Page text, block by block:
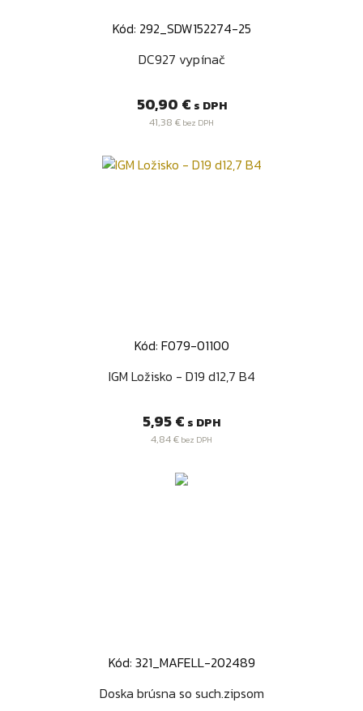
Kód: 292_SDW152274-25
DC927 vypínač
Cena
50,90 € s DPH
41,38 € bez DPH
Kód: F079-01100
IGM Ložisko - D19 d12,7 B4
Cena
5,95 € s DPH
4,84 € bez DPH
Kód: 321_MAFELL-202489
Doska brúsna so such.zipsom